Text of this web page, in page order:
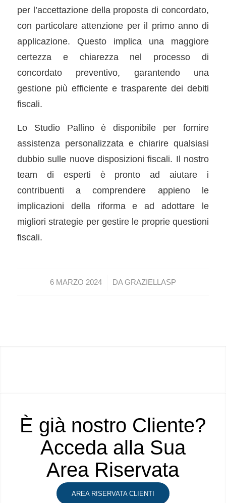
per l’accettazione della proposta di concordato,
con particolare attenzione per il primo anno di
applicazione. Questo implica una maggiore
certezza e chiarezza nel processo di
concordato preventivo, garantendo una
gestione più efficiente e trasparente dei debiti
fiscali.
Lo Studio Pallino è disponibile per fornire
assistenza personalizzata e chiarire qualsiasi
dubbio sulle nuove disposizioni fiscali. Il nostro
team di esperti è pronto ad aiutare i
contribuenti a comprendere appieno le
implicazioni della riforma e ad adottare le
migliori strategie per gestire le proprie questioni
fiscali.
6 MARZO 2024
/ DAGRAZIELLASP
È già nostro Cliente?
Acceda alla Sua
Area Riservata
AREA RISERVATA CLIENTI